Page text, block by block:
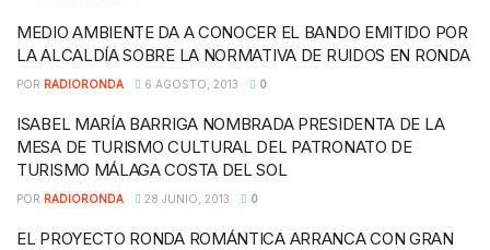
MEDIO AMBIENTE DA A CONOCER EL BANDO EMITIDO POR
LA ALCALDÍA SOBRE LA NORMATIVA DE RUIDOS EN RONDA
POR RADIORONDA 6 AGOSTO, 2013 0
ISABEL MARÍA BARRIGA NOMBRADA PRESIDENTA DE LA
MESA DE TURISMO CULTURAL DEL PATRONATO DE
TURISMO MÁLAGA COSTA DEL SOL
POR RADIORONDA 28 JUNIO, 2013 0
EL PROYECTO RONDA ROMÁNTICA ARRANCA CON GRAN